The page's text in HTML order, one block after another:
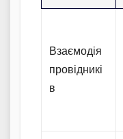
Взаємодія
провідникі
в